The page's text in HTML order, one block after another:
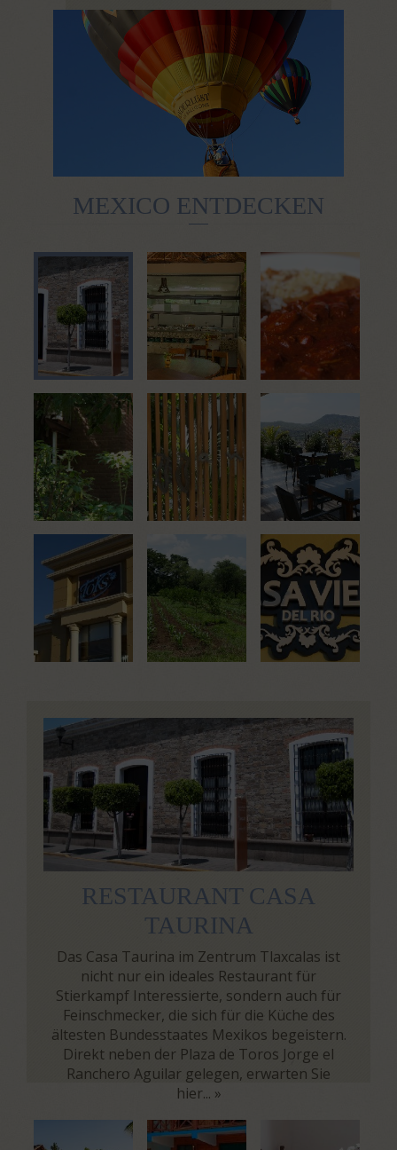
MEXICO ENTDECKEN
RESTAURANT CASA
TAURINA
Das Casa Taurina im Zentrum Tlaxcalas ist
nicht nur ein ideales Restaurant für
Stierkampf Interessierte, sondern auch für
Feinschmecker, die sich für die Küche des
ältesten Bundesstaates Mexikos begeistern.
Direkt neben der Plaza de Toros Jorge el
Ranchero Aguilar gelegen, erwarten Sie
hier... »